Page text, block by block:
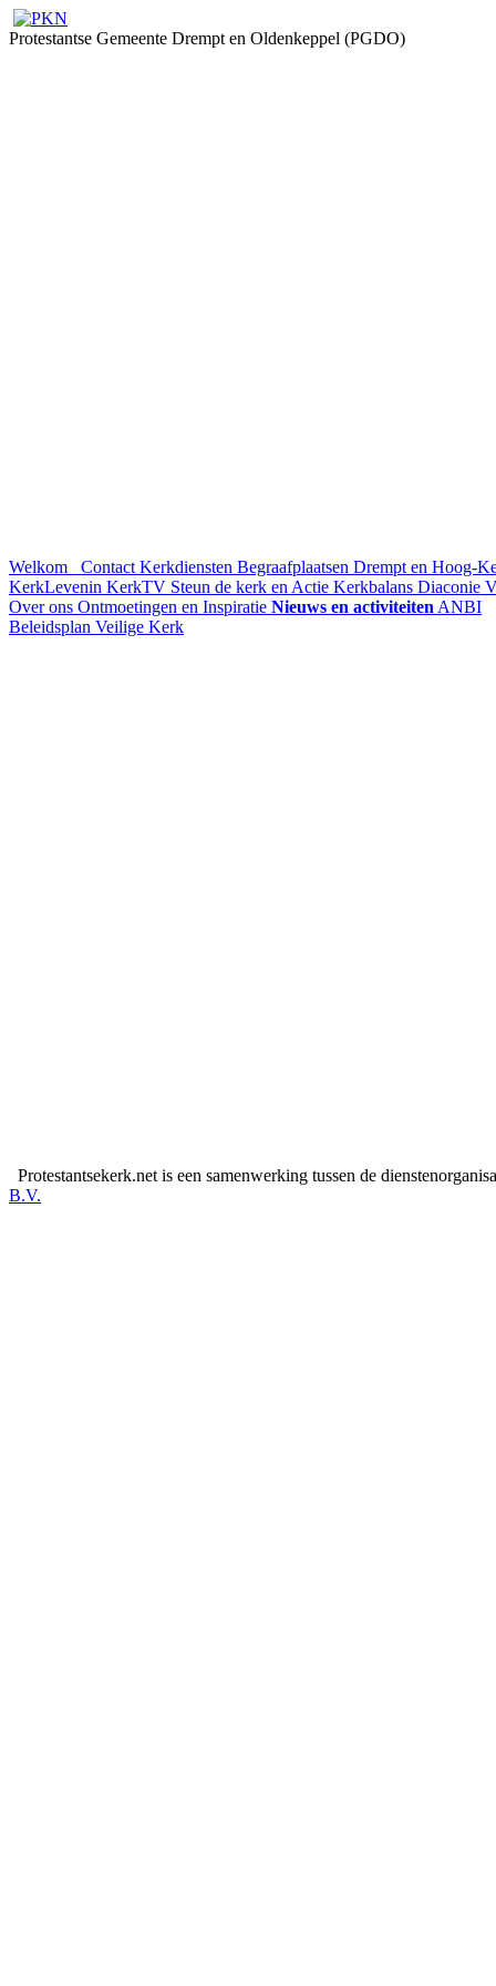
Protestantse Gemeente Drempt en Oldenkeppel (PGDO)
Welkom Contact Kerkdiensten Begraafplaatsen Drempt en Hoog-
KerkLevenin KerkTV Steun de kerk en Actie Kerkbalans Diaconie
Over ons Ontmoetingen en Inspiratie Nieuws en activiteiten ANBI
Beleidsplan Veilige Kerk
Protestantsekerk.net is een samenwerking tussen de
B.V.